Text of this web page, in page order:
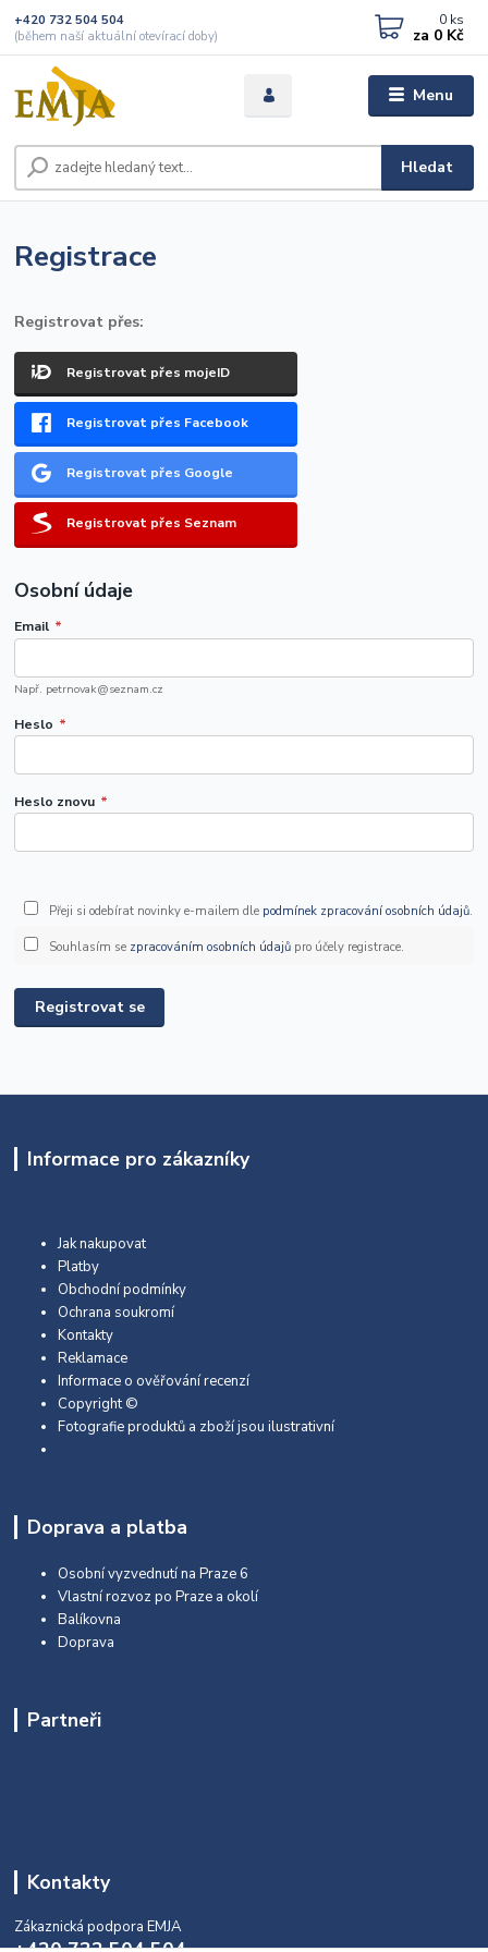
Menu
Hledat
+420 732 504 504
(během naší aktuální otevírací doby)
0 ks
za 0 Kč
Registrace
Registrovat přes:
Registrovat přes mojeID
Registrovat přes Facebook
Registrovat přes Google
Registrovat přes Seznam
Osobní údaje
Email *
Např. petrnovak@seznam.cz
Heslo *
Heslo znovu *
Přeji si odebírat novinky e-mailem dle podmínek zpracování osobních údajů.
Souhlasím se zpracováním osobních údajůpro účely registrace.
Registrovat se
Informace pro zákazníky
Jak nakupovat
Platby
Obchodní podmínky
Ochrana soukromí
Kontakty
Reklamace
Informace o ověřování recenzí
Copyright ©
Fotografie produktů a zboží jsou ilustrativní
Doprava a platba
Osobní vyzvednutí na Praze 6
Vlastní rozvoz po Praze a okolí
Balíkovna
Doprava
Partneři
Kontakty
Zákaznická podpora EMJA